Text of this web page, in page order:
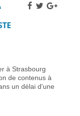
à
-
cadre des
à Strasbourg
de contenus à
un délai d'une